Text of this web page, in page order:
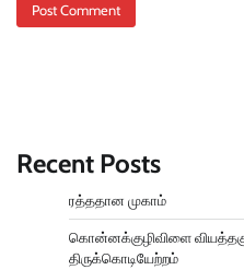
Recent Posts
ரத்ததான முகாம்
கொன்னக்குழிவிளை
திருக்கொடியேற்றம்